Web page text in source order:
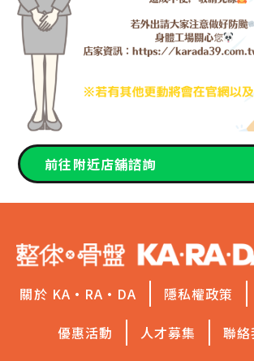
前往附近店舖諮詢
關於 KA·RA·DA 隱私權政策
優惠活動
人才募集
聯絡